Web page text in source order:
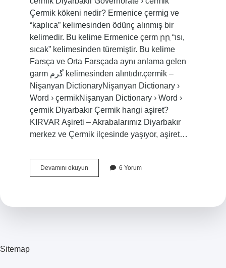
Çermik kökeni nedir? Ermenice çermig ve
“kaplıca” kelimesinden ödünç alınmış bir
kelimedir. Bu kelime Ermenice çerm րրִ “ısı,
sıcak” kelimesinden türemiştir. Bu kelime
Farsça ve Orta Farsçada aynı anlama gelen
garm گرم kelimesinden alıntıdır.çermik –
Nişanyan DictionaryNişanyan Dictionary ›
Word › çermikNişanyan Dictionary › Word ›
çermik Diyarbakır Çermik hangi aşiret?
KIRVAR Aşireti – Akrabalarımız Diyarbakır
merkez ve Çermik ilçesinde yaşıyor, aşiret…
Devamını okuyunÇermik
Nereli
6 Yorum
Sitemap